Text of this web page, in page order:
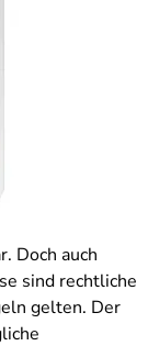
Doch auch
sind rechtliche
gelten. Der